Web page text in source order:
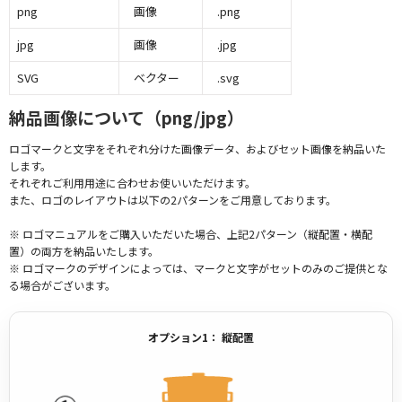
png 画像
.png
jpg
画像
.jpg
SVG
ベクター .svg
納品画像について（png/jpg）
ロゴマークと文字をそれぞれ分けた画像データ、およびセット画像を納品いた
します。
それぞれご利用用途に合わせお使いいただけます。
また、ロゴのレイアウトは以下の2パターンをご用意しております。
※ ロゴマニュアルをご購入いただいた場合、上記2パターン（縦配置・横配
置）の両方を納品いたします。
※ ロゴマークのデザインによっては、マークと文字がセットのみのご提供とな
る場合がございます。
オプション1： 縦配置